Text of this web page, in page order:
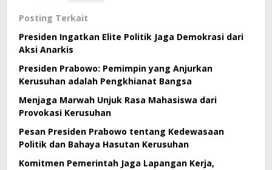
Posting Terkait
Presiden Ingatkan Elite Politik Jaga Demokrasi dari
Aksi Anarkis
Presiden Prabowo: Pemimpin yang Anjurkan
Kerusuhan adalah Pengkhianat Bangsa
Menjaga Marwah Unjuk Rasa Mahasiswa dari
Provokasi Kerusuhan
Pesan Presiden Prabowo tentang Kedewasaan
Politik dan Bahaya Hasutan Kerusuhan
Komitmen Pemerintah Jaga Lapangan Kerja,